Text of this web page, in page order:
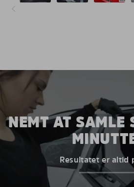
NEMT AT SAMLE
Resultatet er altid